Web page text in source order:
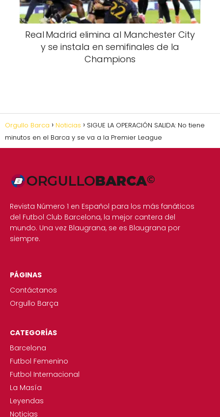
Real Madrid elimina al Manchester City
y se instala en semifinales de la
Champions
Orgullo Barca Noticias
SIGUE LA OPERACIÓN SALIDA: No tiene
minutos en el Barca y se va a la Premier League
Revista Número 1 en Español para los más fanáticos
del Futbol Club Barcelona, la mejor cantera del
mundo. Una vez Blaugrana, se es Blaugrana por
siempre.
PÁGINAS
Contáctanos
Orgullo Barça
CATEGORÍAS
Barcelona
Futbol Femenino
Futbol Internacional
La Masía
Leyendas
Noticias